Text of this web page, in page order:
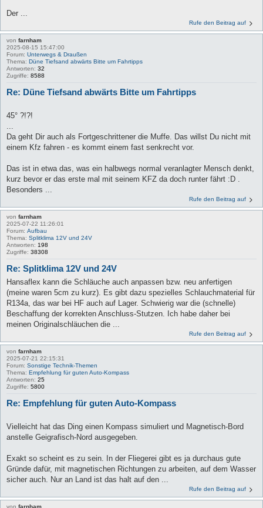
Der ...
Rufe den Beitrag auf
von farnham
2025-08-15 15:47:00
Forum: Unterwegs & Draußen
Thema: Düne Tiefsand abwärts Bitte um Fahrtipps
Antworten: 32
Zugriffe: 8588
Re: Düne Tiefsand abwärts Bitte um Fahrtipps
45° ?!?!
...
Da geht Dir auch als Fortgeschrittener die Muffe. Das willst Du nicht mit
einem Kfz fahren - es kommt einem fast senkrecht vor.
Das ist in etwa das, was ein halbwegs normal veranlagter Mensch denkt,
kurz bevor er das erste mal mit seinem KFZ da doch runter fährt :D .
Besonders ...
Rufe den Beitrag auf
von farnham
2025-07-22 11:26:01
Forum: Aufbau
Thema: Splitklima 12V und 24V
Antworten: 198
Zugriffe: 38308
Re: Splitklima 12V und 24V
Hansaflex kann die Schläuche auch anpassen bzw. neu anfertigen
(meine waren 5cm zu kurz). Es gibt dazu spezielles Schlauchmaterial für
R134a, das war bei HF auch auf Lager. Schwierig war die (schnelle)
Beschaffung der korrekten Anschluss-Stutzen. Ich habe daher bei
meinen Originalschläuchen die ...
Rufe den Beitrag auf
von farnham
2025-07-21 22:15:31
Forum: Sonstige Technik-Themen
Thema: Empfehlung für guten Auto-Kompass
Antworten: 25
Zugriffe: 5800
Re: Empfehlung für guten Auto-Kompass
Vielleicht hat das Ding einen Kompass simuliert und Magnetisch-Bord
anstelle Geigrafisch-Nord ausgegeben.
Exakt so scheint es zu sein. In der Fliegerei gibt es ja durchaus gute
Gründe dafür, mit magnetischen Richtungen zu arbeiten, auf dem Wasser
sicher auch. Nur an Land ist das halt auf den ...
Rufe den Beitrag auf
von farnham